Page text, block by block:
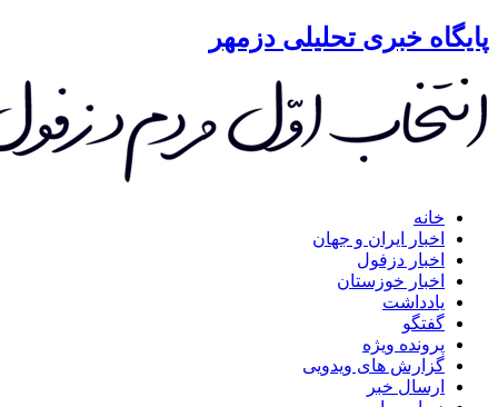
خبری تحلیلی دزمهر
خانه
اخبار ایران و جهان
اخبار دزفول
اخبار خوزستان
یادداشت
گفتگو
پرونده ویژه
گزارش های ویدویی
ارسال خبر